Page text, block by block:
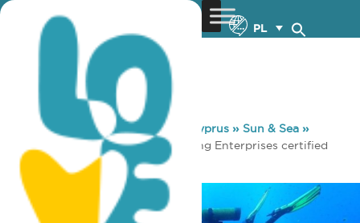
PL
You are here: Home» Discover Cyprus » Sun & Sea »
Diving
Diving Useful Info »
Diving Enterprises certified
with the ISO 24803